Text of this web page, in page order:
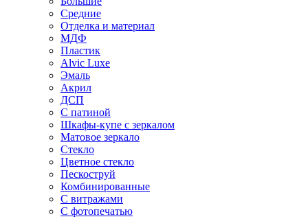
Средние
Отделка и материал
МДФ
Пластик
Alvic Luxe
Эмаль
Акрил
ДСП
С патиной
Шкафы-купе с зеркалом
Матовое зеркало
Стекло
Цветное стекло
Пескоструй
Комбинированные
С витражами
С фотопечатью